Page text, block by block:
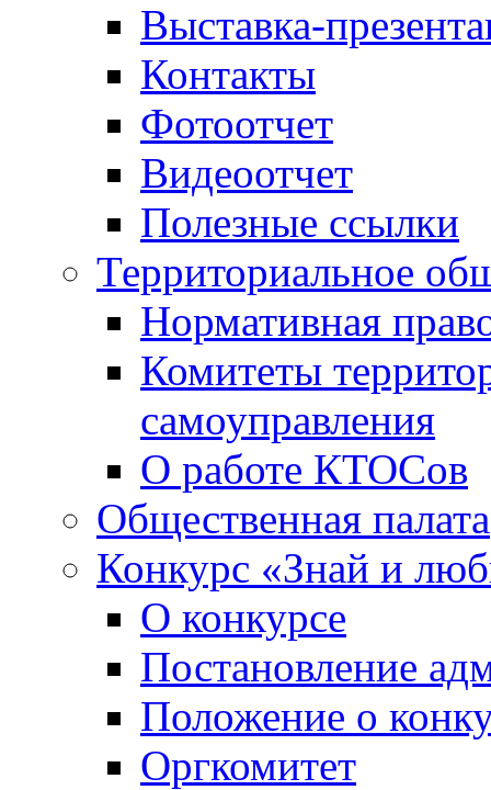
Выставка-
Контакты
Фотоотчет
Видеоотчет
Полезные ссылки
Территориальное
Нормативная
Комитеты
самоуправления
О работе КТОСов
Общественная палата
Конкурс «Знай и
О конкурсе
Постановление
Положение о
Оргкомитет